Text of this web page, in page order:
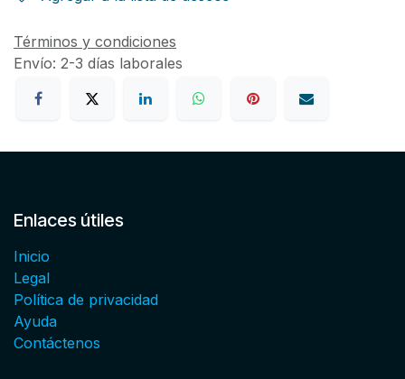
Términos y condiciones
Envío: 2-3 días laborales
Enlaces útiles
Inicio
Legal
Política de privacidad
Ayuda
Contáctenos